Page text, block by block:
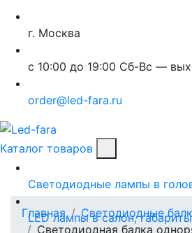
г. Москва
с 10:00 до 19:00 Сб-Вс —
order@led-fara.ru
Каталог товаров
Светодиодные лампы в
LED лампы в салон,
Главная
Светодиодные
Светодиодная балка